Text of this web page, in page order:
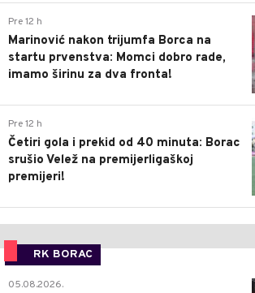
Pre 12 h
Marinović nakon trijumfa Borca na
startu prvenstva: Momci dobro rade,
imamo širinu za dva fronta!
Pre 12 h
Četiri gola i prekid od 40 minuta: Borac
srušio Velež na premijerligaškoj
premijeri!
RK BORAC
05.08.2026.